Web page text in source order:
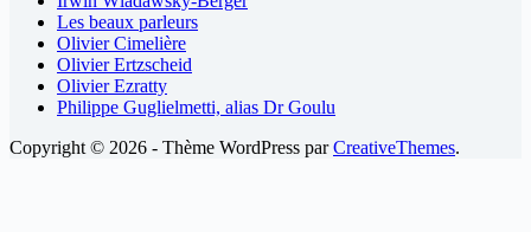
Les beaux parleurs
Olivier Cimelière
Olivier Ertzscheid
Olivier Ezratty
Philippe Guglielmetti, alias Dr Goulu
Copyright © 2026 - Thème WordPress parCreativeThemes.